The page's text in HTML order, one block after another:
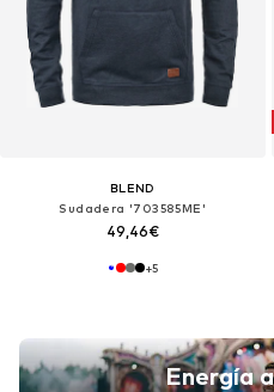
BLEND
Sudadera '703585ME'
49,46€
+5
Energía